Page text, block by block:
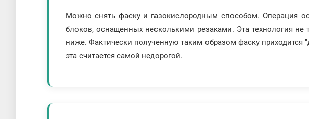
Можно снять фаску и газокислородным способом. Операция
блоков, оснащенных несколькими резаками. Эта технология не
ниже. Фактически полученную таким образом фаску
эта считается самой недорогой.